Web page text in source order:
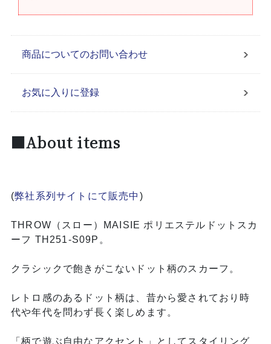
商品についてのお問い合わせ
お気に入りに登録
■About items
(弊社系列サイトにて販売中 )
THROW（スロー）MAISIE ポリエステルドットスカ
ーフ TH251-S09P。
クラシックで飽きがこないドット柄のスカーフ。
レトロ感のあるドット柄は、昔から愛されており時
代や年代を問わず長く楽しめます。
「柄で遊ぶ自由なアクセント」としてスタイリング